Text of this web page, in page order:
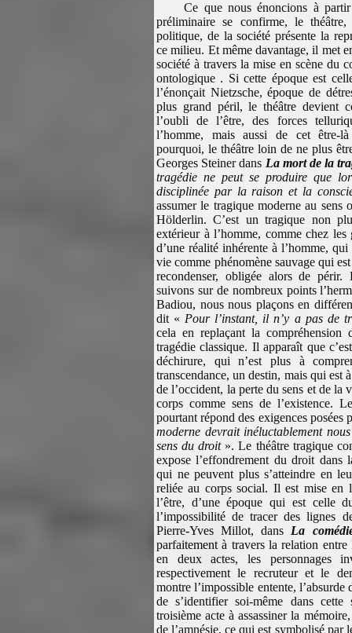
Ce que nous énoncions à
préliminaire se confirme, le
politique, de la société présente la
ce milieu. Et même davantage, il met
société à travers la mise en scène du
ontologique . Si cette époque est
l’énonçait Nietzsche, époque de
plus grand péril, le théâtre devient
l’oubli de l’être, des forces
l’homme, mais aussi de cet être-
pourquoi, le théâtre loin de ne plus
Georges Steiner dans La mort de la
tragédie ne peut se produire que
disciplinée par la raison et la
assumer le tragique moderne au sens
Hölderlin. C’est un tragique non
extérieur à l’homme, comme chez les
d’une réalité inhérente à l’homme,
vie comme phénomène sauvage qui
recondenser, obligée alors de
suivons sur de nombreux points
Badiou, nous nous plaçons en
dit « Pour l’instant, il n’y a pas de
cela en replaçant la
tragédie classique. Il apparaît que
déchirure, qui n’est plus à
transcendance, un destin, mais qui est
de l’occident, la perte du sens et de la
corps comme sens de l’existence.
pourtant répond des exigences posées
moderne devrait inéluctablement
sens du droit ». Le théâtre tragique
expose l’effondrement du droit dans
qui ne peuvent plus s’atteindre en
reliée au corps social. Il est mise en
l’être, d’une époque qui est celle
l’impossibilité de tracer des lignes
Pierre-Yves Millot, dans La
parfaitement à travers la relation
en deux actes, les personnages
respectivement le recruteur et le
montre l’impossible entente,
de s’identifier soi-même dans
troisième acte à assassiner la
de l’amnésie, ce qui est symbolisé par